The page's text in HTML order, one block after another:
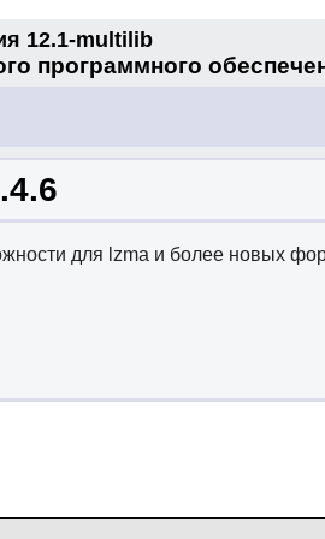
12.1-multilib
программного
для lzma и более новых